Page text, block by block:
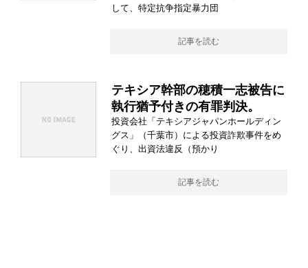
して、特定抗争指定暴力団
記事を読む
テキシア幹部の穂積一志被告に
執行猶予付きの有罪判決。
投資会社「テキシアジャパンホールディン
グス」（千葉市）による投資詐欺事件をめ
ぐり、出資法違反（預かり
記事を読む